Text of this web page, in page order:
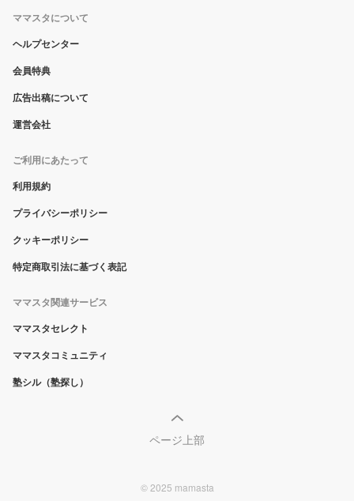
ママスタについて
ヘルプセンター
会員特典
広告出稿について
運営会社
ご利用にあたって
利用規約
プライバシーポリシー
クッキーポリシー
特定商取引法に基づく表記
ママスタ関連サービス
ママスタセレクト
ママスタコミュニティ
塾シル（塾探し）
ページ上部
© 2025 mamasta